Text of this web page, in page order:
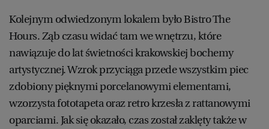
Kolejnym odwiedzonym lokalem było Bistro The
Hours. Ząb czasu widać tam we wnętrzu, które
nawiązuje do lat świetności krakowskiej bochemy
artystycznej. Wzrok przyciąga przede wszystkim piec
zdobiony pięknymi porcelanowymi elementami,
wzorzysta fototapeta oraz retro krzesła z rattanowymi
oparciami. Jak się okazało, czas został zaklęty także w